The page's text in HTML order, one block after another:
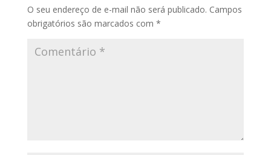
O seu endereço de e-mail não será publicado. Campos
obrigatórios são marcados com *